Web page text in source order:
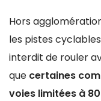
Hors
les pistes
interdit de rouler
que certaines
voies limitées à